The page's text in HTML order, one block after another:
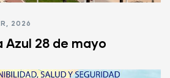
2026
Azul 28 de mayo